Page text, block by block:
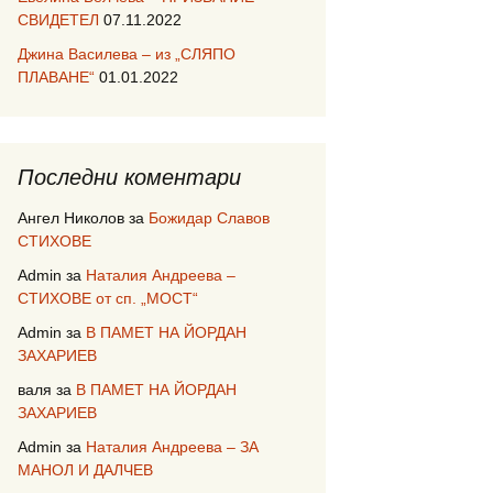
СВИДЕТЕЛ 07.11.2022
Джина Василева – из „СЛЯПО
ПЛАВАНЕ“ 01.01.2022
Последни коментари
Ангел Николов за Божидар Славов
СТИХОВЕ
Admin за Наталия Андреева –
СТИХОВЕ от сп. „МОСТ“
Admin за В ПАМЕТ НА ЙОРДАН
ЗАХАРИЕВ
валя за В ПАМЕТ НА ЙОРДАН
ЗАХАРИЕВ
Admin за Наталия Андреева – ЗА
МАНОЛ И ДАЛЧЕВ